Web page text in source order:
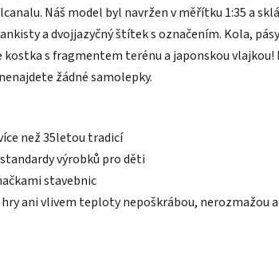
Náš model byl navržen v měřítku 1:35 a
a dvojjazyčný štítek s označením. Kola,
kostka s fragmentem terénu a japonskou vlajkou!
žádné samolepky.
než 35letou tradicí
výrobků pro děti
stavebnic
ani vlivem teploty nepoškrábou, nerozmažou